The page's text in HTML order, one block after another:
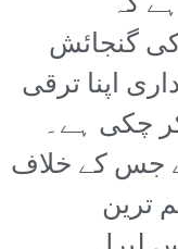
گنجائش
اپنا ترقی
چکی ہے۔
جس کے خلاف
ترین